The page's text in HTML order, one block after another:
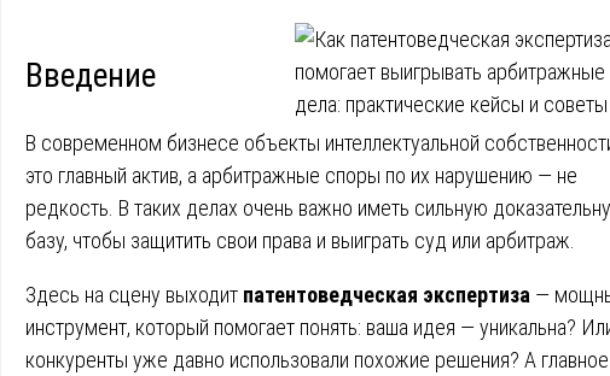
Введение
В современном бизнесе объекты интеллектуальной
это главный актив, а арбитражные споры по их нарушению — не
редкость. В таких делах очень важно иметь сильную
базу, чтобы защитить свои права и выиграть суд или арбитраж.
Здесь на сцену выходит патентоведческая экспертиза —
инструмент, который помогает понять: ваша идея — уникальна?
конкуренты уже давно использовали похожие решения? А